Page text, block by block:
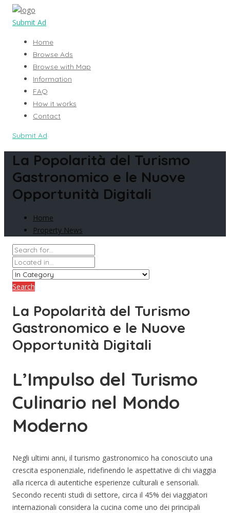
Submit Ad
Home
Browse Ads
Browse with Map
Information
FAQ
How it works
Contact
Submit Ad
La Popolarità del Turismo
Gastronomico e le Nuove
Opportunità Digitali
Home
Property News
Search
La Popolarità del Turismo
Gastronomico e le Nuove
Opportunità Digitali
L’Impulso del Turismo
Culinario nel Mondo
Moderno
Negli ultimi anni, il turismo gastronomico ha conosciuto una
crescita esponenziale, ridefinendo le aspettative di chi viaggia
alla ricerca di autentiche esperienze culturali e sensoriali.
Secondo recenti studi di settore, circa il 45% dei viaggiatori
internazionali considera la cucina come uno dei principali